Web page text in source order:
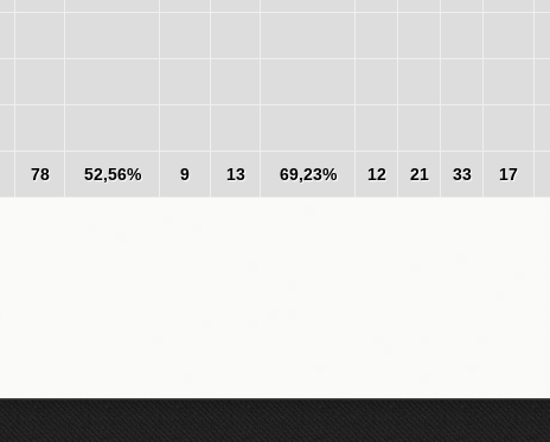
78 52,56% 9 13 69,23% 12 21 33 17